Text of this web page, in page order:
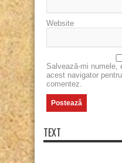
Website
Salvează-mi numele,
acest navigator
comentez.
TEXT